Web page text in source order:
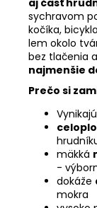
sychravom
kočíka,
lem okolo
bez tlačenia
najmenšie
Prečo si
mäkká
-
dokáže
mokra